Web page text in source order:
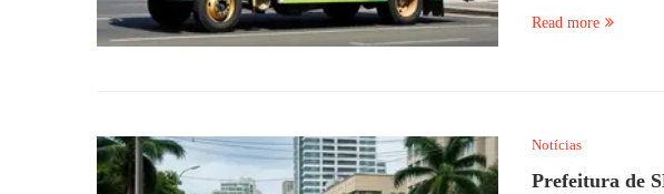
Read more
Notícias
Prefeitura de